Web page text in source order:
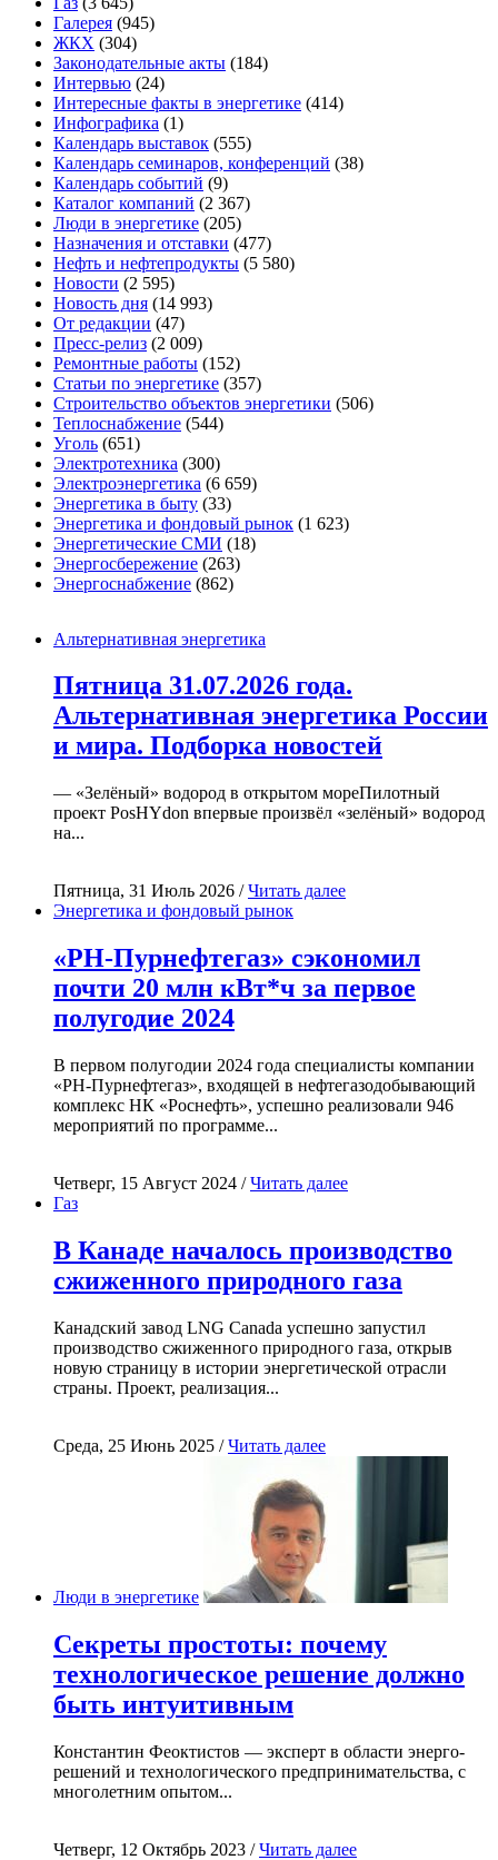
Галерея (945)
ЖКХ (304)
Законодательные акты (184)
Интервью (24)
Интересные факты в энергетике (414)
Инфографика (1)
Календарь выставок (555)
Календарь семинаров, конференций (38)
Календарь событий (9)
Каталог компаний (2 367)
Люди в энергетике (205)
Назначения и отставки (477)
Нефть и нефтепродукты (5 580)
Новости (2 595)
Новость дня (14 993)
От редакции (47)
Пресс-релиз (2 009)
Ремонтные работы (152)
Статьи по энергетике (357)
Строительство объектов энергетики (506)
Теплоснабжение (544)
Уголь (651)
Электротехника (300)
Электроэнергетика (6 659)
Энергетика в быту (33)
Энергетика и фондовый рынок (1 623)
Энергетические СМИ (18)
Энергосбережение (263)
Энергоснабжение (862)
Альтернативная энергетика
Пятница 31.07.2026 года.
Альтернативная энергетика России
и мира. Подборка новостей
— «Зелёный» водород в открытом мореПилотный
проект PosHYdon впервые произвёл «зелёный» водород
на...
Пятница, 31 Июль 2026 /Читать далее
Энергетика и фондовый рынок
«РН-Пурнефтегаз» сэкономил
почти 20 млн кВт*ч за первое
полугодие 2024
В первом полугодии 2024 года специалисты компании
«РН-Пурнефтегаз», входящей в нефтегазодобывающий
комплекс НК «Роснефть», успешно реализовали 946
мероприятий по программе...
Четверг, 15 Август 2024 /Читать далее
Газ
В Канаде началось производство
сжиженного природного газа
Канадский завод LNG Canada успешно запустил
производство сжиженного природного газа, открыв
новую страницу в истории энергетической отрасли
страны. Проект, реализация...
Среда, 25 Июнь 2025 /Читать далее
Люди в энергетике
Секреты простоты: почему
технологическое решение должно
быть интуитивным
Константин Феоктистов — эксперт в области энерго-
решений и технологического предпринимательства, с
многолетним опытом...
Четверг, 12 Октябрь 2023 /Читать далее